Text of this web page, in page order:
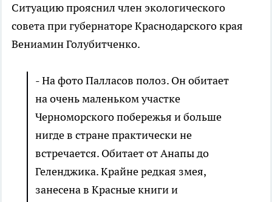
Ситуацию прояснил член экологического
совета при губернаторе Краснодарского края
Вениамин Голубитченко.
- На фото Палласов полоз. Он обитает
на очень маленьком участке
Черноморского побережья и больше
нигде в стране практически не
встречается. Обитает от Анапы до
Геленджика. Крайне редкая змея,
занесена в Красные книги и